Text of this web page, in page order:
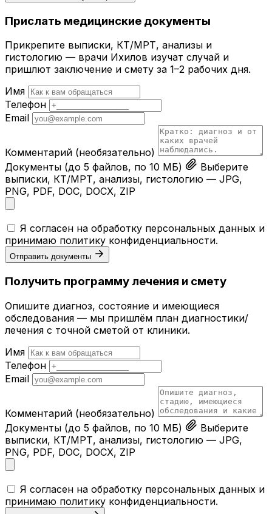
Прислать медицинские документы
Прикрепите выписки, КТ/МРТ, анализы и
гистологию — врачи Ихилов изучат случай и
пришлют заключение и смету за 1–2 рабочих дня.
Имя
Телефон
Email
Комментарий (необязательно)
Документы (до 5 файлов, по 10 МБ)
Выберите
выписки, КТ/МРТ, анализы, гистологию — JPG,
PNG, PDF, DOC, DOCX, ZIP
Я согласен на обработку персональных данных и
принимаю политику конфиденциальности.
Отправить документы
Получить программу лечения и смету
Опишите диагноз, состояние и имеющиеся
обследования — мы пришлём план диагностики/
лечения с точной сметой от клиники.
Имя
Телефон
Email
Комментарий (необязательно)
Документы (до 5 файлов, по 10 МБ)
Выберите
выписки, КТ/МРТ, анализы, гистологию — JPG,
PNG, PDF, DOC, DOCX, ZIP
Я согласен на обработку персональных данных и
принимаю политику конфиденциальности.